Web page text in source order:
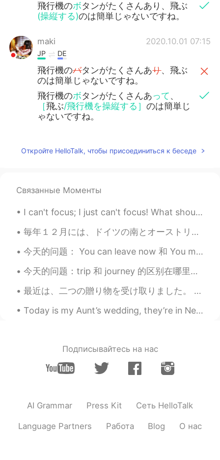
飛行機のボタンがたくさんあり、飛ぶ
(操縦する)のは簡単じゃないですね。
maki 2020.10.01 07:15
JP DE
飛行機のバタンがたくさんあり、飛ぶ
のは簡単じゃないですね。
飛行機のボタンがたくさんあって、
［飛ぶ/飛行機を操縦する］のは簡単じ
ゃないですね。
Откройте HelloTalk, чтобы присоединиться к беседе
Связанные Моменты
毎年１２月には、ドイツの南とオーストリアでクランプスということがあります。クランプスは、伝説の怖い生物です。通りを歩きながら悪い子供に罰を与えます。主に木の棒で子供や女性を打ちます。僕はドイツの...
今天的问题： You can leave now 和 You may leave now 有什么区别？ 两个有一样的位置的人之间可以用 'you can'，而且关于机会的句子应该使用 'you...
今天的问题：trip 和 journey 的区别在哪里？ Trip - short journey away from home 如: have you packed for the tr...
最近は、二つの贈り物を受け取りました。 贈り物は蝋燭と茶碗です。蝋燭は、両親によって沖縄で疲れました。中に貝がたくさん入っています!茶碗は、台湾の友達のお土産です。２頭の海豚が茶碗の中で泳いでい...
Today is my Aunt’s wedding, they’re in New Zealand. Because of COVID they aren’t allowed to have ...
Подписывайтесь на нас
AI Grammar Press Kit Сеть HelloTalk
Language Partners Работа Blog О нас